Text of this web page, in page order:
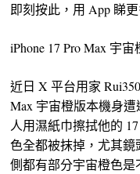
即刻按此，用 App 睇
iPhone 17 Pro Max 宇
近日 X 平台用家
Max 宇宙橙版本機身
人用濕紙巾擦拭他的
色全都被抹掉，尤其
側都有部分宇宙橙色是